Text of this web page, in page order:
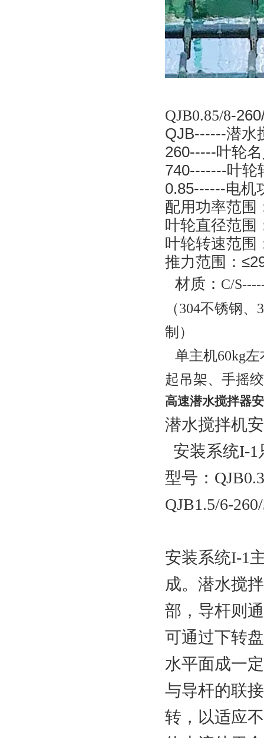
QJB0.85/8-
QJB------潜水
260-----叶轮
740-------叶轮
0.85------电机
配用功率范围
叶轮直径范围
叶轮转速范围
推力范围：
材质： C/S
（304不锈钢、
制）
单主机60kg左
起吊架、手摇
高速潜水搅拌器
潜水搅拌机
安装系统I-
型号：
QJB1.5/6-
安装系统I-1
成。潜水搅
部，导杆则
可通过下转
水平面成一
与导杆的联
转，以适应